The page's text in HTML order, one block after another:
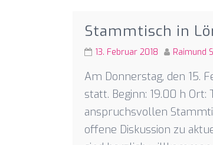
Stammtisch in
13. Februar 2018 Raimund
Am Donnerstag, den 15.
statt. Beginn: 19.00 h Ort:
anspruchsvollen
offene Diskussion zu